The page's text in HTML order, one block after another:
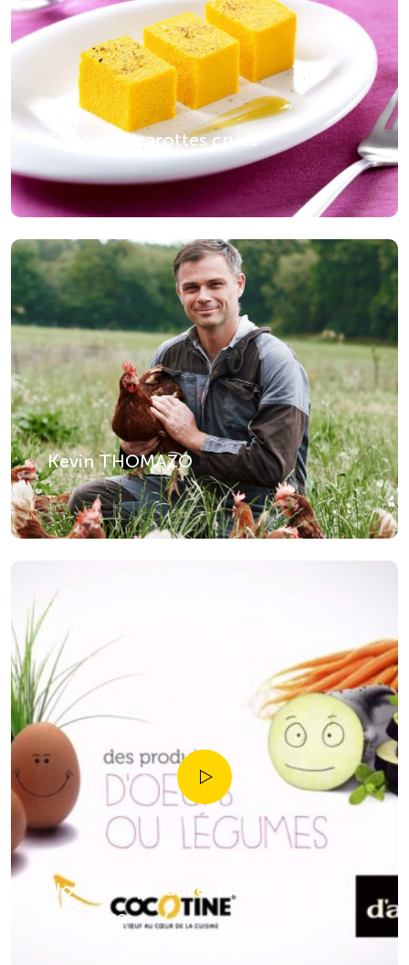
Salade de carottes crues
Kevin THOMAZO
Notre coopérative daucy &
Cocotine